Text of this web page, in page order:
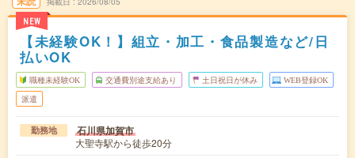
NEW
【未経験OK！】組立・加工・食品製造など/日
払いOK
職種未経験OK 交通費別途支給あり 土日祝日が休み WEB登録OK
派遣
勤務地 石川県加賀市
大聖寺駅から徒歩20分